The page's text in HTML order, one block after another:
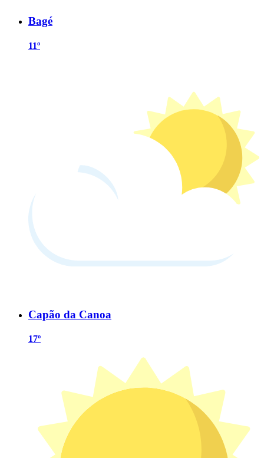
Bagé
11º
Capão da Canoa
17º